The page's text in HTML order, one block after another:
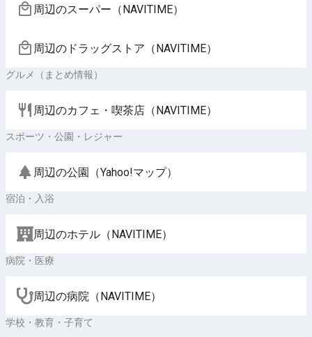
周辺のスーパー（NAVITIME）
周辺のドラッグストア（NAVITIME）
グルメ（まとめ情報）
周辺のカフェ・喫茶店（NAVITIME）
スポーツ・公園・レジャー
周辺の公園（Yahoo!マップ）
宿泊・入浴
周辺のホテル（NAVITIME）
病院・医療
周辺の病院（NAVITIME）
学校・教育・子育て